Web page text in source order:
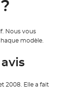
Nous vous
modèle.
2008. Elle a fait